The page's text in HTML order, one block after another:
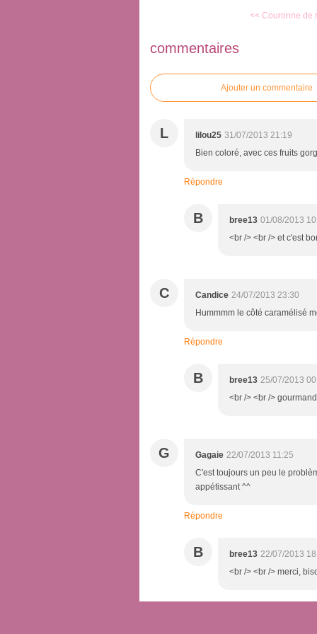
<< Couronne de
commentaires
Ajouter un commentaire
L lilou25 31/07/2013 21:19
Bien coloré, avec ces fruits
Répondre
B bree13 01/08/2013
<br /> <br /> et c'est
C Candice 24/07/2013 23:30
Hummmm le côté caramélisé
Répondre
B bree13 25/07/2013
<br /> <br />
G Gagaie 22/07/2013 11:25
C'est toujours un peu le
appétissant ^^
Répondre
B bree13 22/07/2013
<br /> <br /> merci,